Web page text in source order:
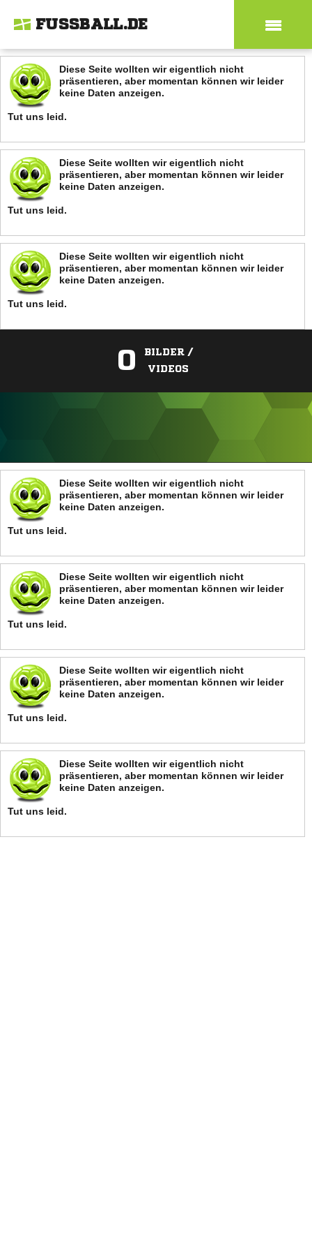
FUSSBALL.DE
Diese Seite wollten wir eigentlich nicht
präsentieren, aber momentan können wir leider
keine Daten anzeigen.
Tut uns leid.
Diese Seite wollten wir eigentlich nicht
präsentieren, aber momentan können wir leider
keine Daten anzeigen.
Tut uns leid.
Diese Seite wollten wir eigentlich nicht
präsentieren, aber momentan können wir leider
keine Daten anzeigen.
Tut uns leid.
0
BILDER /
VIDEOS
ANZEIGE
Diese Seite wollten wir eigentlich nicht
präsentieren, aber momentan können wir leider
keine Daten anzeigen.
Tut uns leid.
Diese Seite wollten wir eigentlich nicht
präsentieren, aber momentan können wir leider
keine Daten anzeigen.
Tut uns leid.
Diese Seite wollten wir eigentlich nicht
präsentieren, aber momentan können wir leider
keine Daten anzeigen.
Tut uns leid.
Diese Seite wollten wir eigentlich nicht
präsentieren, aber momentan können wir leider
keine Daten anzeigen.
Tut uns leid.